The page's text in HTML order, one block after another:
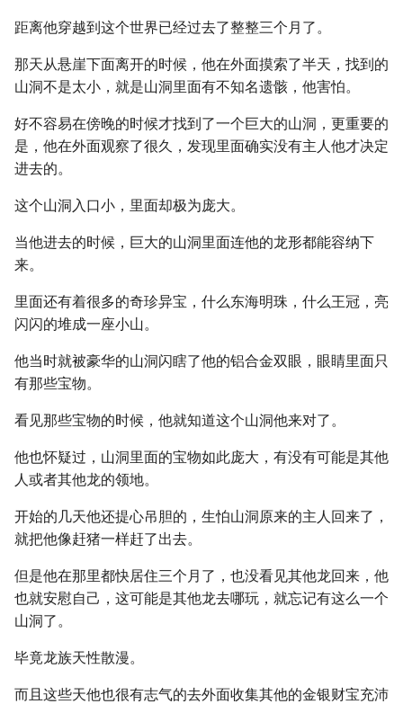
距离他穿越到这个世界已经过去了整整三个月了。
那天从悬崖下面离开的时候，他在外面摸索了半天，找到的
山洞不是太小，就是山洞里面有不知名遗骸，他害怕。
好不容易在傍晚的时候才找到了一个巨大的山洞，更重要的
是，他在外面观察了很久，发现里面确实没有主人他才决定
进去的。
这个山洞入口小，里面却极为庞大。
当他进去的时候，巨大的山洞里面连他的龙形都能容纳下
来。
里面还有着很多的奇珍异宝，什么东海明珠，什么王冠，亮
闪闪的堆成一座小山。
他当时就被豪华的山洞闪瞎了他的铝合金双眼，眼睛里面只
有那些宝物。
看见那些宝物的时候，他就知道这个山洞他来对了。
他也怀疑过，山洞里面的宝物如此庞大，有没有可能是其他
人或者其他龙的领地。
开始的几天他还提心吊胆的，生怕山洞原来的主人回来了，
就把他像赶猪一样赶了出去。
但是他在那里都快居住三个月了，也没看见其他龙回来，他
也就安慰自己，这可能是其他龙去哪玩，就忘记有这么一个
山洞了。
毕竟龙族天性散漫。
而且这些天他也很有志气的去外面收集其他的金银财宝充沛